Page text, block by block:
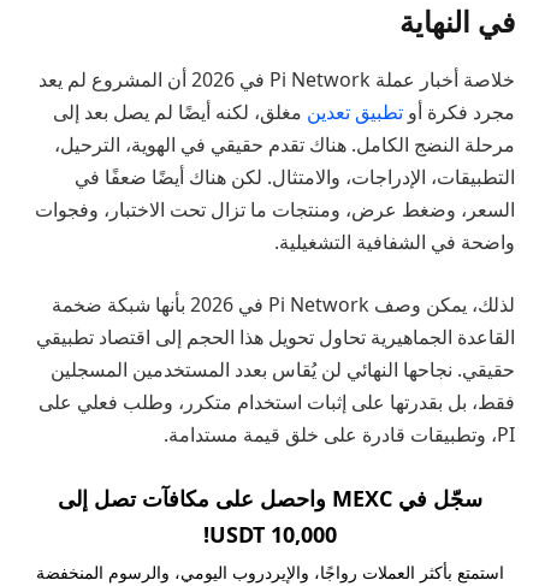
في النهاية
خلاصة أخبار عملة Pi Network في 2026 أن المشروع لم يعد
مجرد فكرة أو تطبيق تعدين مغلق، لكنه أيضًا لم يصل بعد إلى
مرحلة النضج الكامل. هناك تقدم حقيقي في الهوية، الترحيل،
التطبيقات، الإدراجات، والامتثال. لكن هناك أيضًا ضعفًا في
السعر، وضغط عرض، ومنتجات ما تزال تحت الاختبار، وفجوات
واضحة في الشفافية التشغيلية.
لذلك، يمكن وصف Pi Network في 2026 بأنها شبكة ضخمة
القاعدة الجماهيرية تحاول تحويل هذا الحجم إلى اقتصاد تطبيقي
حقيقي. نجاحها النهائي لن يُقاس بعدد المستخدمين المسجلين
فقط، بل بقدرتها على إثبات استخدام متكرر، وطلب فعلي على
PI، وتطبيقات قادرة على خلق قيمة مستدامة.
سجّل في MEXC واحصل على مكافآت تصل إلى
10,000 USDT!
استمتع بأكثر العملات رواجًا، والإيردروب اليومي، والرسوم المنخفضة